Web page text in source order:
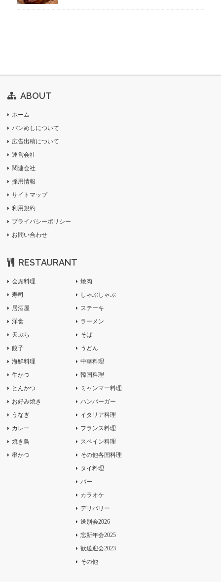
ABOUT
ホーム
バンめしについて
広告出稿について
運営会社
関連会社
採用情報
サイトマップ
利用規約
プライバシーポリシー
お問い合わせ
RESTAURANT
会席料理
寿司
居酒屋
洋食
天ぷら
餃子
海鮮料理
牛かつ
とんかつ
お好み焼き
うなぎ
カレー
焼き鳥
串かつ
焼肉
しゃぶしゃぶ
ステーキ
ラーメン
そば
うどん
中華料理
韓国料理
ミャンマー料理
ハンバーガー
イタリア料理
フランス料理
スペイン料理
その他各国料理
タイ料理
バー
カラオケ
デリバリー
送別会2026
忘新年会2025
歓送迎会2023
その他